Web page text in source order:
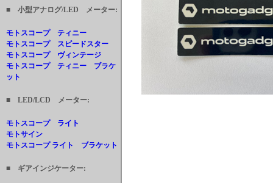
■ 小型アナログ/LED メーター:
モトスコープ ティニー
モトスコープ スピードスター
モトスコープ ヴィンテージ
モトスコープ ティニー ブラケ
ット
■ LED/LCD メーター:
モトスコープ ライト
モトサイン
モトスコープ ライト ブラケット
■ ギアインジケーター: